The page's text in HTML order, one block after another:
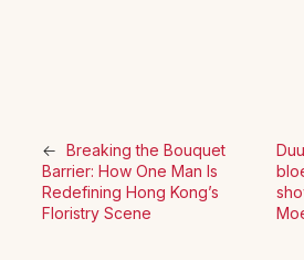
← Breaking the Bouquet
Barrier: How One Man Is
Redefining Hong Kong’s
Floristry Scene